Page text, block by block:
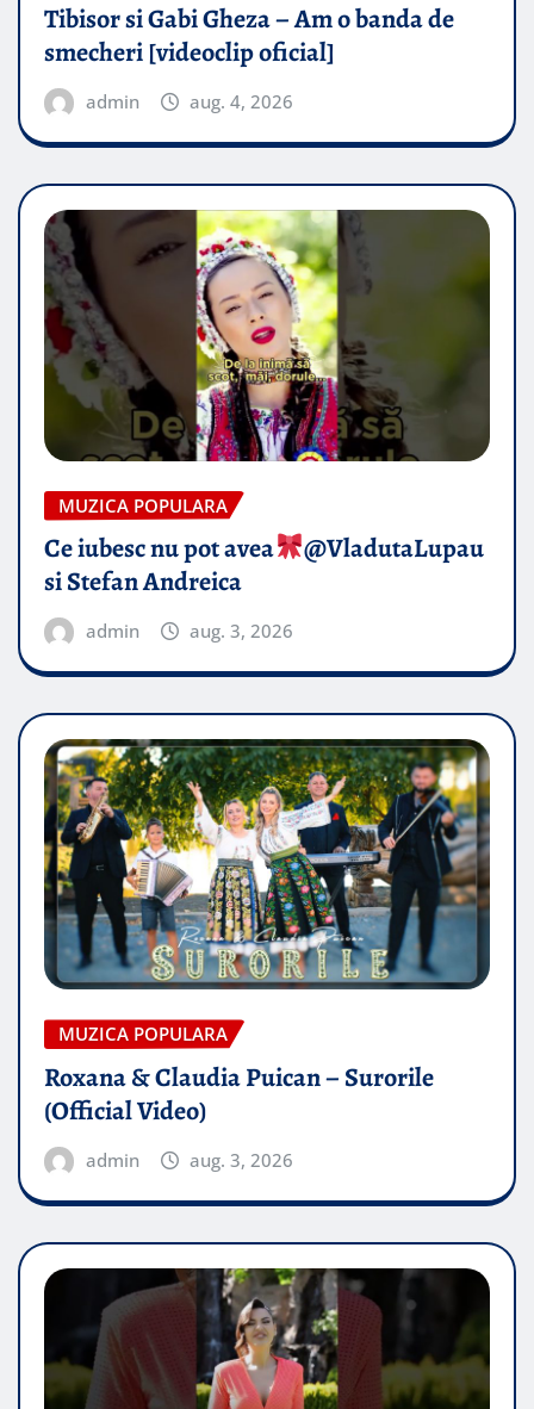
Tibisor si Gabi Gheza – Am o banda de
smecheri [videoclip oficial]
admin aug. 4, 2026
MUZICA POPULARA
Ce iubesc nu pot avea
​@VladutaLupau
si Stefan Andreica
admin aug. 3, 2026
MUZICA POPULARA
Roxana & Claudia Puican – Surorile
(Official Video)
admin aug. 3, 2026